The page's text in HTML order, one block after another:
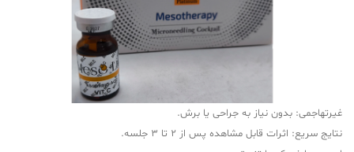
غیرتهاجمی: بدون نیاز به جراحی یا برش.
نتایج سریع: اثرات قابل مشاهده پس از 2 تا 3 جلسه.